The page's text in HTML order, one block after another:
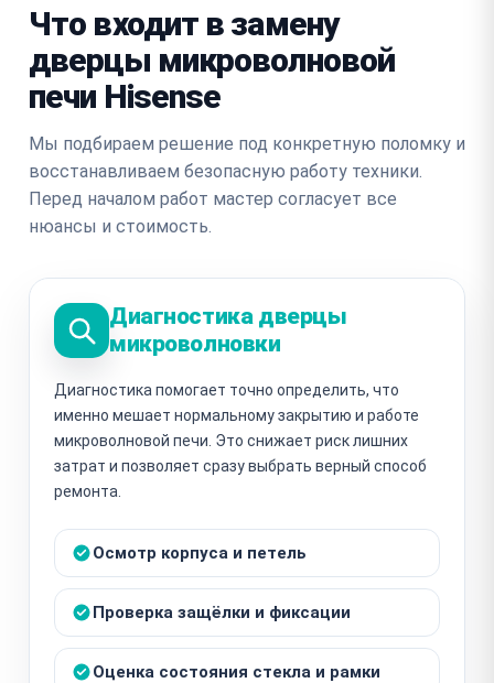
Что входит в замену
дверцы микроволновой
печи Hisense
Мы подбираем решение под конкретную поломку и
восстанавливаем безопасную работу техники.
Перед началом работ мастер согласует все
нюансы и стоимость.
Диагностика дверцы
микроволновки
Диагностика помогает точно определить, что
именно мешает нормальному закрытию и работе
микроволновой печи. Это снижает риск лишних
затрат и позволяет сразу выбрать верный способ
ремонта.
Осмотр корпуса и петель
Проверка защёлки и фиксации
Оценка состояния стекла и рамки